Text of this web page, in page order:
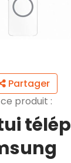
Partager
produit :